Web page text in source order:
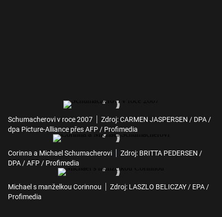
Schumacherovi v roce 2007
Zdroj: CARMEN JASPERSEN / DPA /
dpa Picture-Alliance přes AFP / Profimedia
Corinna a Michael Schumacherovi
Zdroj: BRITTA PEDERSEN /
DPA / AFP / Profimedia
Michael s manželkou Corinnou
Zdroj: LASZLO BELICZAY / EPA /
Profimedia